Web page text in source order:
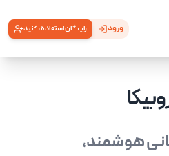
ورود رایگان استفاده کنید
هوشمند،